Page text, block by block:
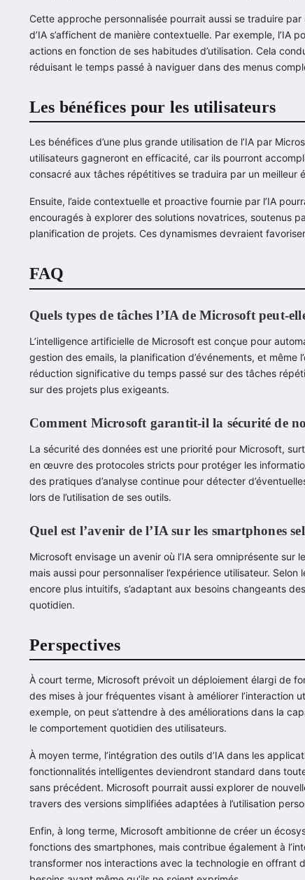
Cette approche personnalisée pourrait aussi se traduire
d’IA s’affichent de manière contextuelle. Par exemple, l’IA
actions en fonction de ses habitudes d’utilisation. Cela
réduisant le temps passé à naviguer dans des menus
Les bénéfices pour les utilisateurs
Les bénéfices d’une plus grande utilisation de l’IA par
utilisateurs gagneront en efficacité, car ils pourront
consacré aux tâches répétitives se traduira par un meilleur
Ensuite, l’aide contextuelle et proactive fournie par l’IA
encouragés à explorer des solutions novatrices, soutenus
planification de projets. Ces dynamismes devraient
FAQ
Quels types de tâches l’IA de Microsoft peut-
L’intelligence artificielle de Microsoft est conçue pour
gestion des emails, la planification d’événements, et
réduction significative du temps passé sur des tâches
sur des projets plus exigeants.
Comment Microsoft garantit-il la sécurité de
La sécurité des données est une priorité pour Microsoft,
en œuvre des protocoles stricts pour protéger les
des pratiques d’analyse continue pour détecter
lors de l’utilisation de ses outils.
Quel est l’avenir de l’IA sur les smartphones
Microsoft envisage un avenir où l’IA sera omniprésente
mais aussi pour personnaliser l’expérience utilisateur.
encore plus intuitifs, s’adaptant aux besoins changeants
quotidien.
Perspectives
À court terme, Microsoft prévoit un déploiement élargi de
des mises à jour fréquentes visant à améliorer l’interaction
exemple, on peut s’attendre à des améliorations dans la
le comportement quotidien des utilisateurs.
À moyen terme, l’intégration des outils d’IA dans les
fonctionnalités intelligentes deviendront standard dans
sans précédent. Microsoft pourrait aussi explorer de
travers des versions simplifiées adaptées à l’utilisation
Enfin, à long terme, Microsoft ambitionne de créer un
fonctions des smartphones, mais contribue également à
transformer nos interactions avec la technologie en